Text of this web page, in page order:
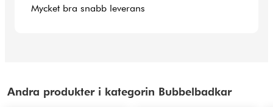
Mycket bra snabb leverans
Andra produkter i kategorin Bubbelbadkar